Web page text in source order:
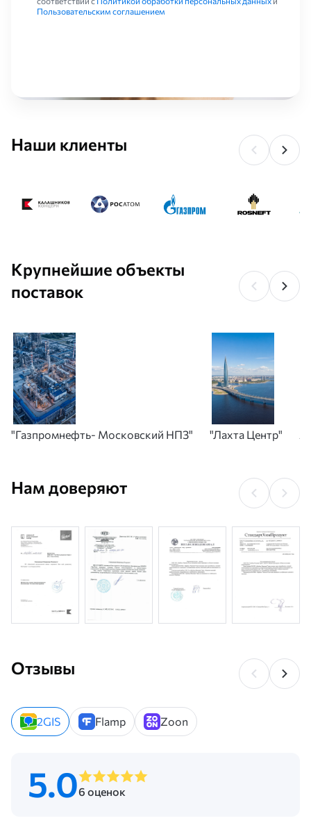
Конструкционные углеродистые стали необходимы во всех
Пользовательским соглашением
Наши клиенты
Крупнейшие объекты
поставок
"Газпромнефть- Московский НПЗ" "Лахта Центр"
Нам доверяют
Отзывы
2GIS Flamp Zoon
5.06 оценок